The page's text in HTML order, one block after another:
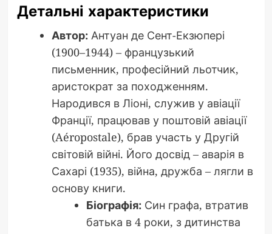
Детальні характеристики
Автор:Антуан де Сент-Екзюпері
(1900–1944) – французький
письменник, професійний льотчик,
аристократ за походженням.
Народився в Ліоні, служив у авіації
Франції, працював у поштовій авіації
(Aéropostale), брав участь у Другій
світовій війні. Його досвід – аварія в
Сахарі (1935), війна, дружба – лягли в
основу книги.
Біографія:Син графа, втратив
батька в 4 роки, з дитинства